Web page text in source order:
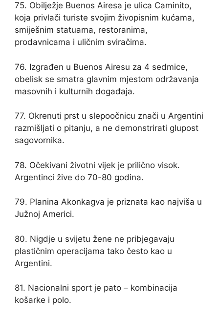
75. Obilježje Buenos Airesa je ulica Caminito,
koja privlači turiste svojim živopisnim kućama,
smiješnim statuama, restoranima,
prodavnicama i uličnim sviračima.
76. Izgrađen u Buenos Airesu za 4 sedmice,
obelisk se smatra glavnim mjestom održavanja
masovnih i kulturnih događaja.
77. Okrenuti prst u slepoočnicu znači u Argentini
razmišljati o pitanju, a ne demonstrirati glupost
sagovornika.
78. Očekivani životni vijek je prilično visok.
Argentinci žive do 70-80 godina.
79. Planina Akonkagva je priznata kao najviša u
Južnoj Americi.
80. Nigdje u svijetu žene ne pribjegavaju
plastičnim operacijama tako često kao u
Argentini.
81. Nacionalni sport je pato – kombinacija
košarke i polo.